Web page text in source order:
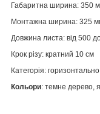
Габаритна ширина: 350
Монтажна ширина: 325
Довжина листа: від 500
Крок різу: кратний 10 см
Категорія:
Кольори: темне дерево,